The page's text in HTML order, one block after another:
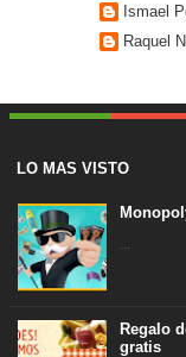
Ismael
Raquel
LO MAS VISTO
...
Regalo
gratis